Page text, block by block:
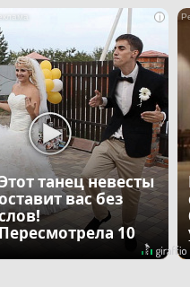
i
танец невесты
вас без
Пересмотрела 10